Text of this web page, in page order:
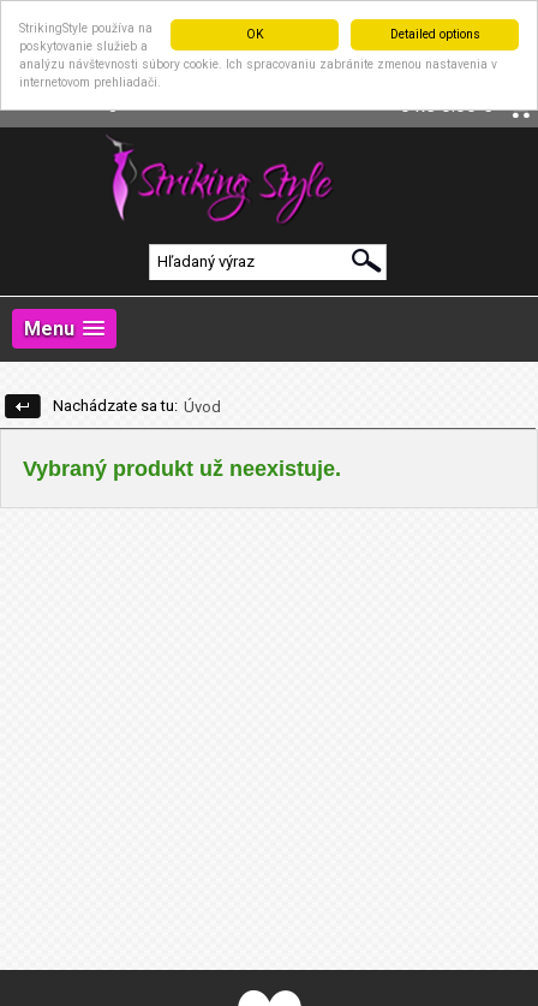
Detailed options
OK
StrikingStyle používa na
poskytovanie služieb a
analýzu návštevnosti súbory cookie. Ich spracovaniu zabránite zmenou nastavenia v
internetovom prehliadači.
0 ks0.00 €
Menu
Nachádzate sa tu: Úvod
Vybraný produkt už neexistuje.